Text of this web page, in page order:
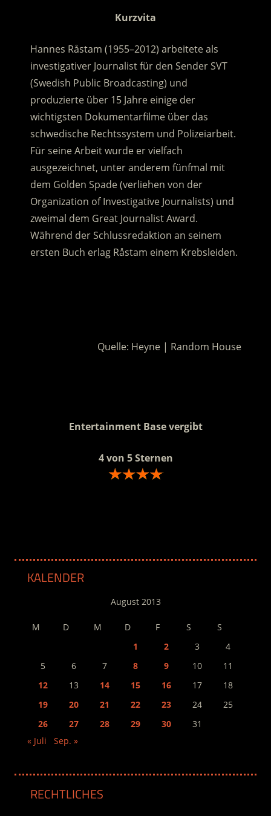
Kurzvita
Hannes Råstam (1955–2012) arbeitete als
investigativer Journalist für den Sender SVT
(Swedish Public Broadcasting) und
produzierte über 15 Jahre einige der
wichtigsten Dokumentarfilme über das
schwedische Rechtssystem und Polizeiarbeit.
Für seine Arbeit wurde er vielfach
ausgezeichnet, unter anderem fünfmal mit
dem Golden Spade (verliehen von der
Organization of Investigative Journalists) und
zweimal dem Great Journalist Award.
Während der Schlussredaktion an seinem
ersten Buch erlag Råstam einem Krebsleiden.
Quelle: Heyne | Random House
Entertainment Base vergibt
4 von 5 Sternen
KALENDER
August 2013
M D M D F S
S
1
2 3
4
5
6 7 8 9 10
11
12
13 14 15 16 17
18
19
20 21 22 23 24
25
26
27 28 29 30
31
« Juli
Sep. »
RECHTLICHES